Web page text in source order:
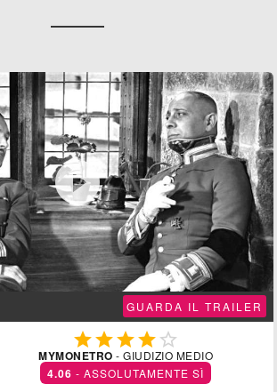

GUARDA IL TRAILER
 
MYMONETRO - GIUDIZIO MEDIO
4.06 - ASSOLUTAMENTE SÌ